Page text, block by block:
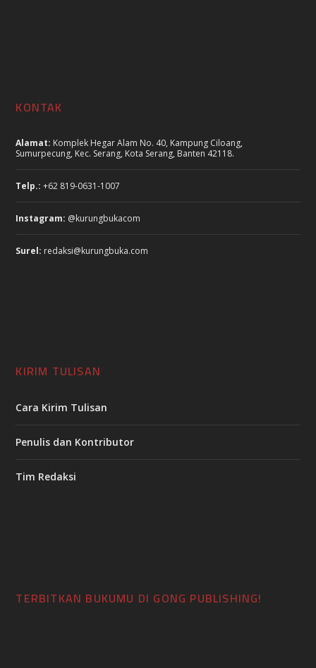
KONTAK
Alamat: Komplek Hegar Alam No. 40, Kampung Ciloang,
Sumurpecung, Kec. Serang, Kota Serang, Banten 42118.
Telp.: +62 819-0631-1007
Instagram: @kurungbukacom
Surel: redaksi@kurungbuka.com
KIRIM TULISAN
Cara Kirim Tulisan
Penulis dan Kontributor
Tim Redaksi
TERBITKAN BUKUMU DI GONG PUBLISHING!